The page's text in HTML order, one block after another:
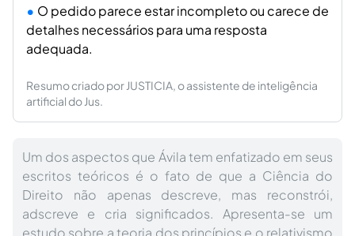
O pedido parece estar incompleto ou carece de
detalhes necessários para uma resposta
adequada.
Resumo criado por JUSTICIA, o assistente de inteligência
artificial do Jus.
Um dos aspectos que Ávila tem enfatizado em seus
escritos teóricos é o fato de que a Ciência do
Direito não apenas descreve, mas reconstrói,
adscreve e cria significados. Apresenta-se um
estudo sobre a teoria dos princípios e o relativismo